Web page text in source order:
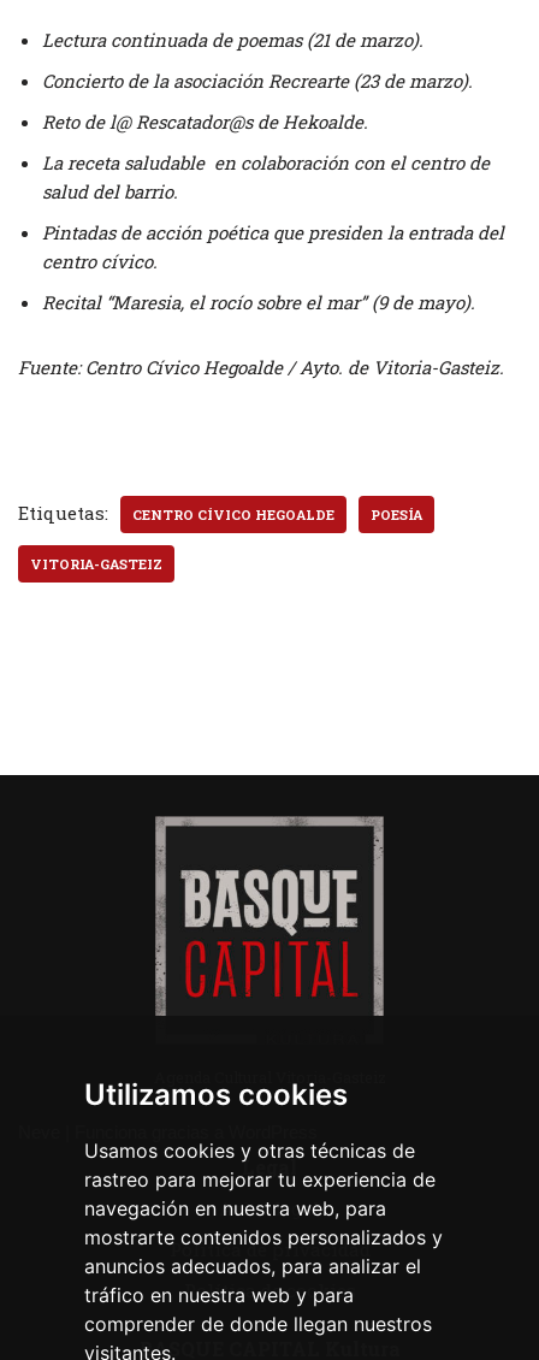
Utilizamos cookies
Usamos cookies y otras técnicas de
rastreo para mejorar tu experiencia de
navegación en nuestra web, para
mostrarte contenidos personalizados y
anuncios adecuados, para analizar el
tráfico en nuestra web y para
comprender de donde llegan nuestros
visitantes.
Lectura continuada de poemas (21 de marzo).
Concierto de la asociación Recrearte (23 de marzo).
Reto de l@ Rescatador@s de Hekoalde.
La receta saludable en colaboración con el centro de
salud del barrio.
Pintadas de acción poética que presiden la entrada del
centro cívico.
Recital “Maresia, el rocío sobre el mar” (9 de mayo).
Fuente: Centro Cívico Hegoalde / Ayto. de Vitoria-Gasteiz.
Etiquetas: CENTRO CÍVICO HEGOALDE POESÍA
VITORIA-GASTEIZ
Legal
Aviso legal
Política de privacidad
Política de cookies
BASQUE CAPITAL Kultura